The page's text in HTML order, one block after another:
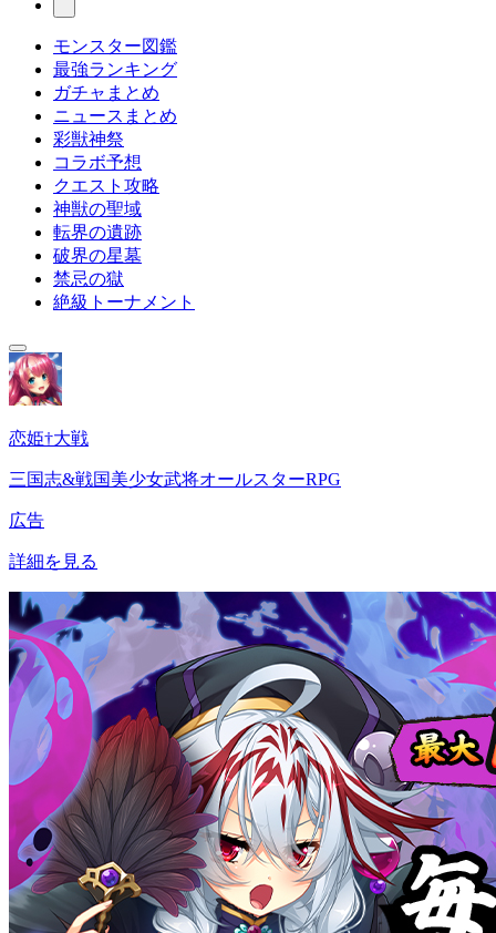
モンスター図鑑
最強ランキング
ガチャまとめ
ニュースまとめ
彩獣神祭
コラボ予想
クエスト攻略
神獣の聖域
転界の遺跡
破界の星墓
禁忌の獄
絶級トーナメント
恋姫†大戦
三国志&戦国美少女武将オールスターRPG
広告
詳細を見る